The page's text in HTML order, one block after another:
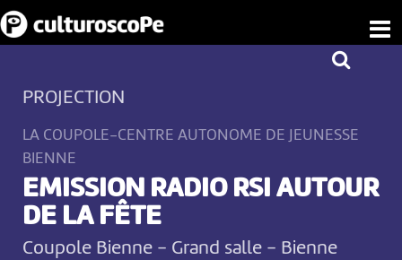
PROJECTION
LA COUPOLE-CENTRE AUTONOME DE JEUNESSE
BIENNE
EMISSION RADIO RSI AUTOUR
DE LA FÊTE
Coupole Bienne - Grand salle - Bienne